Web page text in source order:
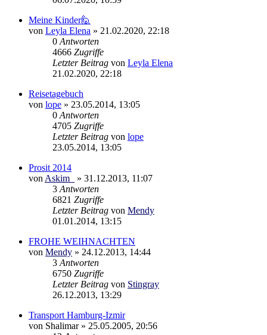
Meine Kinder🙋
von Leyla Elena » 21.02.2020, 22:18
0 Antworten
4666 Zugriffe
Letzter Beitrag von Leyla Elena
21.02.2020, 22:18
Reisetagebuch
von lope » 23.05.2014, 13:05
0 Antworten
4705 Zugriffe
Letzter Beitrag von lope
23.05.2014, 13:05
Prosit 2014
von Askim_ » 31.12.2013, 11:07
3 Antworten
6821 Zugriffe
Letzter Beitrag von Mendy
01.01.2014, 13:15
FROHE WEIHNACHTEN
von Mendy » 24.12.2013, 14:44
3 Antworten
6750 Zugriffe
Letzter Beitrag von Stingray
26.12.2013, 13:29
Transport Hamburg-Izmir
von Shalimar» 25.05.2005, 20:56